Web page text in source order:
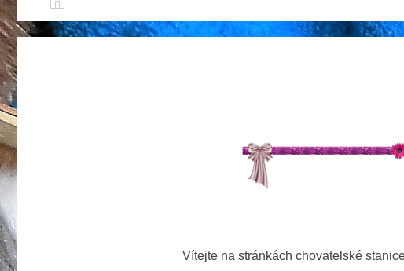
Vítejte na stránkách chovatelské